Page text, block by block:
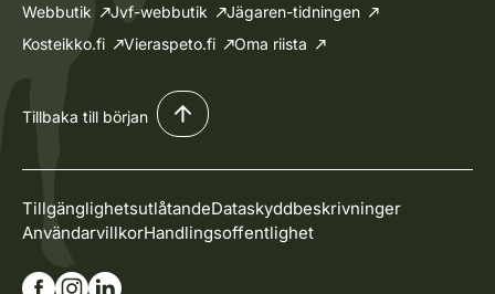
Webbutik Jvf-webbutik
Jägaren-tidningen
Kosteikko.fi
Vieraspeto.fi Oma riista
Tillbaka till början
TillgänglighetsutlåtandeDataskyddbeskrivninger
AnvändarvillkorHandlingsoffentlighet